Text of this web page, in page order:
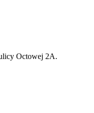
Octowej 2A.